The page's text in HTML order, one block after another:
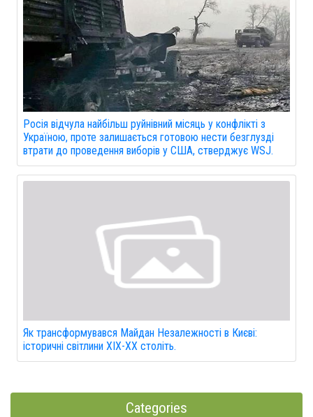
Росія відчула найбільш руйнівний місяць у конфлікті з
Україною, проте залишається готовою нести безглузді
втрати до проведення виборів у США, стверджує WSJ.
Як трансформувався Майдан Незалежності в Києві:
історичні світлини XIX-XX століть.
Categories